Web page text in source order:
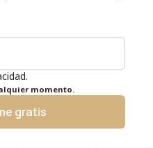
momento.
gratis